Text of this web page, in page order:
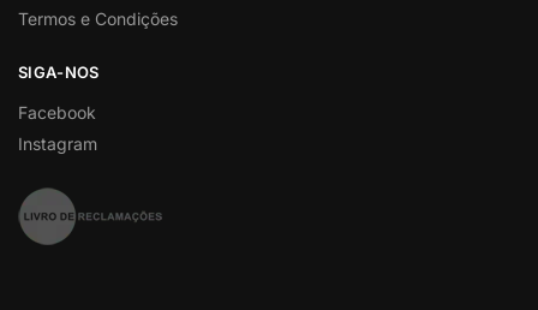
Termos e Condições
SIGA-NOS
Facebook
Instagram